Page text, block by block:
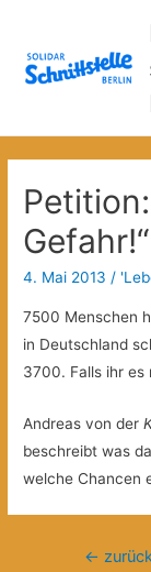
Gefahr!“
4. Mai 2013 /
7500 Menschen
in Deutschland
3700. Falls ihr
Andreas von der
beschreibt was
welche Chancen
←